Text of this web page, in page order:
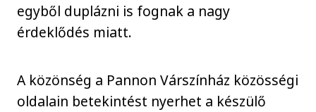
egyből duplázni is fognak a nagy
érdeklődés miatt.
A közönség a Pannon Várszínház közösségi
oldalain betekintést nyerhet a készülő